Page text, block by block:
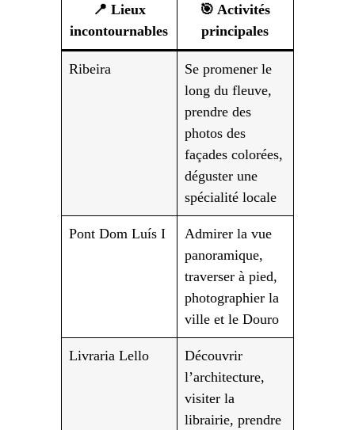
📍 Lieux
incontournables
🎯 Activités
principales
Ribeira
Se promener le
long du fleuve,
prendre des
photos des
façades colorées,
déguster une
spécialité locale
Pont Dom Luís I
Admirer la vue
panoramique,
traverser à pied,
photographier la
ville et le Douro
Livraria Lello
Découvrir
l’architecture,
visiter la
librairie, prendre